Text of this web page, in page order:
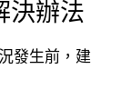
決辦法
發生前，建